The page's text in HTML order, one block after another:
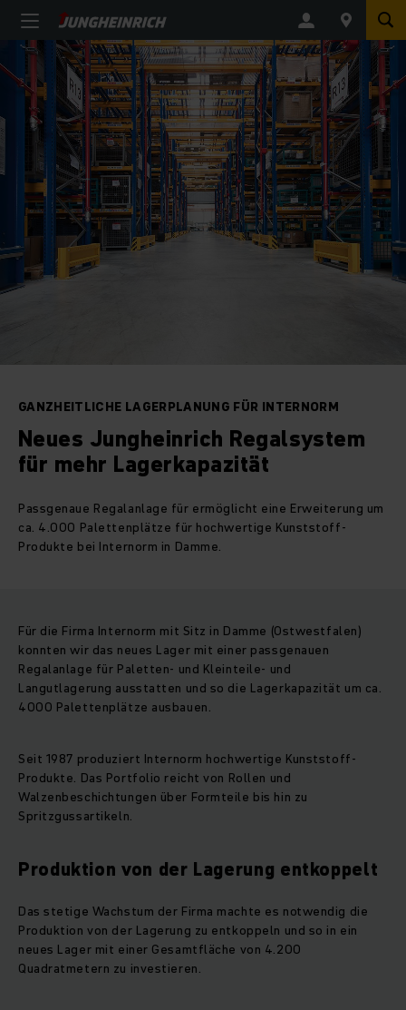
GANZHEITLICHE LAGERPLANUNG FÜR INTERNORM
Neues Jungheinrich Regalsystem
für mehr Lagerkapazität
Passgenaue Regalanlage für ermöglicht eine Erweiterung um
ca. 4.000 Palettenplätze für hochwertige Kunststoff-
Produkte bei Internorm in Damme.
Für die Firma Internorm mit Sitz in Damme (Ostwestfalen)
konnten wir das neues Lager mit einer passgenauen
Regalanlage für Paletten- und Kleinteile- und
Langutlagerung ausstatten und so die Lagerkapazität um ca.
4000 Palettenplätze ausbauen.
Seit 1987 produziert Internorm hochwertige Kunststoff-
Produkte. Das Portfolio reicht von Rollen und
Walzenbeschichtungen über Formteile bis hin zu
Spritzgussartikeln.
Produktion von der Lagerung entkoppelt
Das stetige Wachstum der Firma machte es notwendig die
Produktion von der Lagerung zu entkoppeln und so in ein
neues Lager mit einer Gesamtfläche von 4.200
Quadratmetern zu investieren.